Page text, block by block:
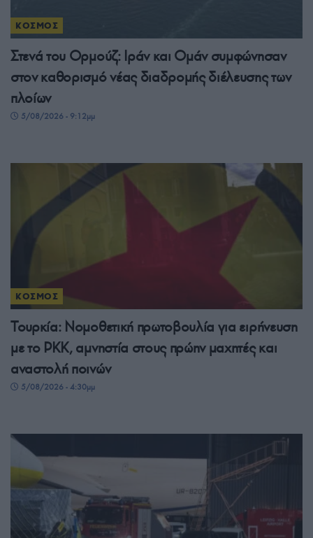
ΚΟΣΜΟΣ
Στενά του Ορμούζ: Ιράν και Ομάν συμφώνησαν
στον καθορισμό νέας διαδρομής διέλευσης των
πλοίων
5/08/2026 - 9:12μμ
ΚΟΣΜΟΣ
Τουρκία: Νομοθετική πρωτοβουλία για ειρήνευση
με το PKK, αμνηστία στους πρώην μαχητές και
αναστολή ποινών
5/08/2026 - 4:30μμ